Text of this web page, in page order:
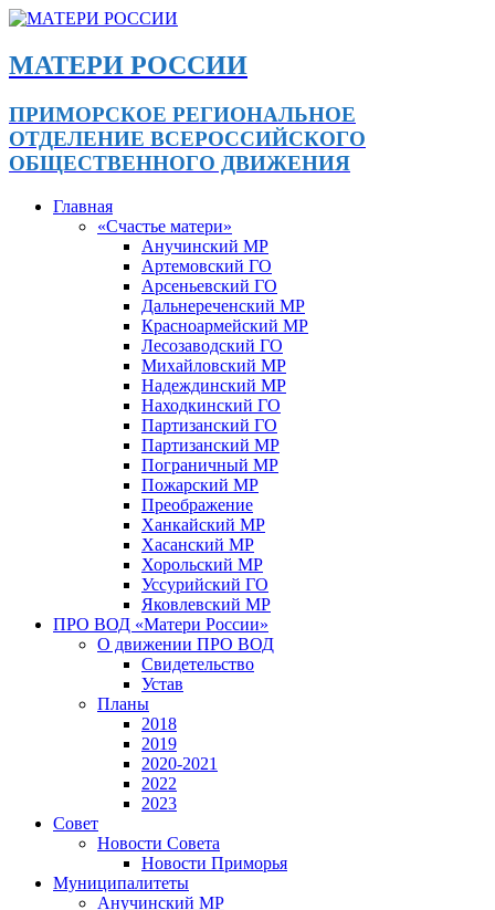
МАТЕРИ РОССИИ
ПРИМОРСКОЕ РЕГИОНАЛЬНОЕ
ОТДЕЛЕНИЕ ВСЕРОССИЙСКОГО
ОБЩЕСТВЕННОГО ДВИЖЕНИЯ
Главная
«Счастье матери»
Анучинский МР
Артемовский ГО
Арсеньевский ГО
Дальнереченский МР
Красноармейский МР
Лесозаводский ГО
Михайловский МР
Надеждинский МР
Находкинский ГО
Партизанский ГО
Партизанский МР
Пограничный МР
Пожарский МР
Преображение
Ханкайский МР
Хасанский МР
Хорольский МР
Уссурийский ГО
Яковлевский МР
ПРО ВОД «Матери России»
О движении ПРО ВОД
Свидетельство
Устав
Планы
2018
2019
2020-2021
2022
2023
Совет
Новости Совета
Новости Приморья
Муниципалитеты
Анучинский МР